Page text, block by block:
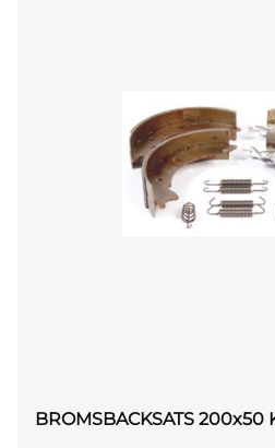
BROMSBACKSATS 200x50